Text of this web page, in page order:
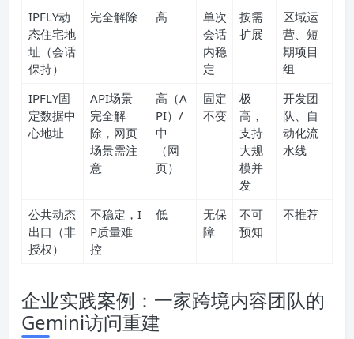
IPFLY动
态住宅地
址（会话
保持）
完全解除 高
单次
会话
内稳
定
按需
扩展
区域运
营、短
期项目
组
IPFLY固
定数据中
心地址
API场景
完全解
除，网页
场景需注
意
高（A
PI）/
中
（网
页）
固定
不变
极
高，
支持
大规
模并
发
开发团
队、自
动化流
水线
公共动态
出口（非
授权）
不稳定，I
P质量难
控
低
无保
障
不可
预知
不推荐
企业实践案例：一家跨境内容团队的
Gemini访问重建